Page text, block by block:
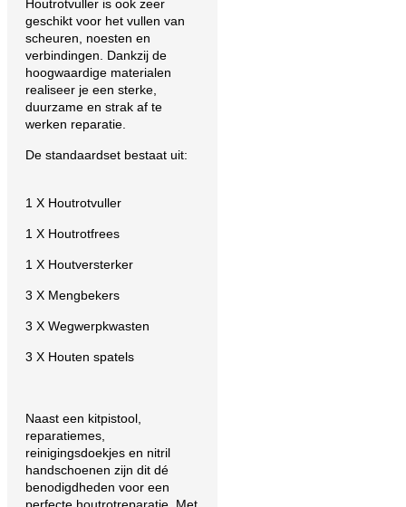
Houtrotvuller is ook zeer
geschikt voor het vullen van
scheuren, noesten en
verbindingen. Dankzij de
hoogwaardige materialen
realiseer je een sterke,
duurzame en strak af te
werken reparatie.
De standaardset bestaat uit:
1 X Houtrotvuller
1 X Houtrotfrees
1 X Houtversterker
3 X Mengbekers
3 X Wegwerpkwasten
3 X Houten spatels
Naast een kitpistool,
reparatiemes,
reinigingsdoekjes en nitril
handschoenen zijn dit dé
benodigdheden voor een
perfecte houtrotreparatie. Met